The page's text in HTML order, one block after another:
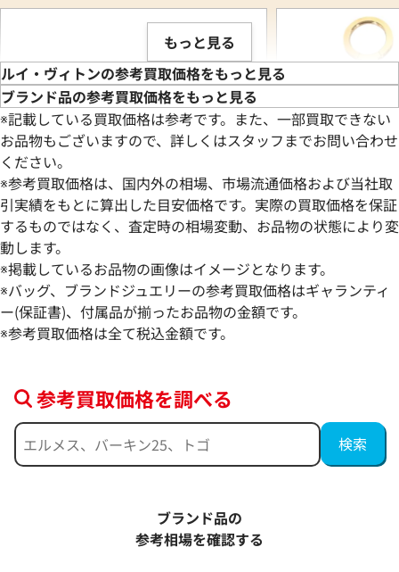
ルイ・ヴィトン ポルトクレシェンヌ グロ
ーブ キーホルダー M65729
参考買取価格
ルイ・ヴィトン
ルダー M62637
もっと見る
ルイ・ヴィトンの参考買取価格をもっと見る
ブランド品の参考買取価格をもっと見る
※記載している買取価格は参考です。また、一部買取できない
お品物もございますので、詳しくはスタッフまでお問い合わせ
ください。
※参考買取価格は、国内外の相場、市場流通価格および当社取
引実績をもとに算出した目安価格です。実際の買取価格を保証
するものではなく、査定時の相場変動、お品物の状態により変
動します。
※掲載しているお品物の画像はイメージとなります。
※バッグ、ブランドジュエリーの参考買取価格はギャランティ
ー(保証書)、付属品が揃ったお品物の金額です。
※参考買取価格は全て税込金額です。
参考買取価格を調べる
ブランド品の
参考相場を確認する